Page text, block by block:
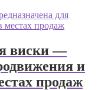
виски —
и
продаж